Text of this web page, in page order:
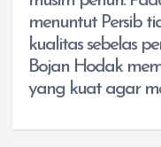
menuntut Persib
kualitas sebelas
Bojan Hodak
yang kuat agar